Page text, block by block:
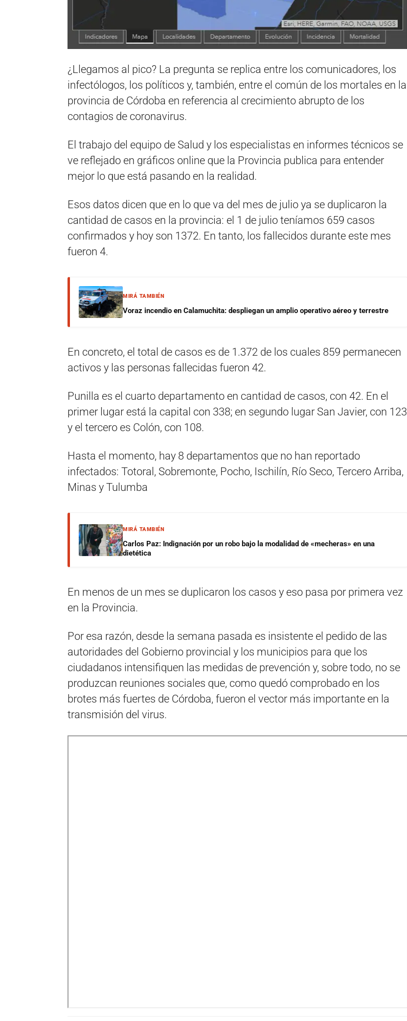
¿Llegamos al pico? La pregunta se replica entre los comunicadores, los
infectólogos, los políticos y, también, entre el común de los mortales en la
provincia de Córdoba en referencia al crecimiento abrupto de los
contagios de coronavirus.
El trabajo del equipo de Salud y los especialistas en informes técnicos se
ve reflejado en gráficos online que la Provincia publica para entender
mejor lo que está pasando en la realidad.
Esos datos dicen que en lo que va del mes de julio ya se duplicaron la
cantidad de casos en la provincia: el 1 de julio teníamos 659 casos
confirmados y hoy son 1372. En tanto, los fallecidos durante este mes
fueron 4.
MIRÁ TAMBIÉN
Voraz incendio en Calamuchita: despliegan un amplio operativo aéreo y terrestre
En concreto, el total de casos es de 1.372 de los cuales 859 permanecen
activos y las personas fallecidas fueron 42.
Punilla es el cuarto departamento en cantidad de casos, con 42. En el
primer lugar está la capital con 338; en segundo lugar San Javier, con 123
y el tercero es Colón, con 108.
Hasta el momento, hay 8 departamentos que no han reportado
infectados: Totoral, Sobremonte, Pocho, Ischilín, Río Seco, Tercero Arriba,
Minas y Tulumba
MIRÁ TAMBIÉN
Carlos Paz: Indignación por un robo bajo la modalidad de «mecheras» en una
dietética
En menos de un mes se duplicaron los casos y eso pasa por primera vez
en la Provincia.
Por esa razón, desde la semana pasada es insistente el pedido de las
autoridades del Gobierno provincial y los municipios para que los
ciudadanos intensifiquen las medidas de prevención y, sobre todo, no se
produzcan reuniones sociales que, como quedó comprobado en los
brotes más fuertes de Córdoba, fueron el vector más importante en la
transmisión del virus.